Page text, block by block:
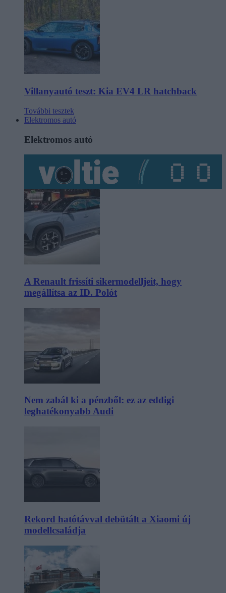
Villanyautó teszt: Kia EV4 LR hatchback
További tesztek
Elektromos autó
Elektromos autó
A Renault frissíti sikermodelljeit, hogy
megállítsa az ID. Polót
Nem zabál ki a pénzből: ez az eddigi
leghatékonyabb Audi
Rekord hatótávval debütált a Xiaomi új
modellcsaládja